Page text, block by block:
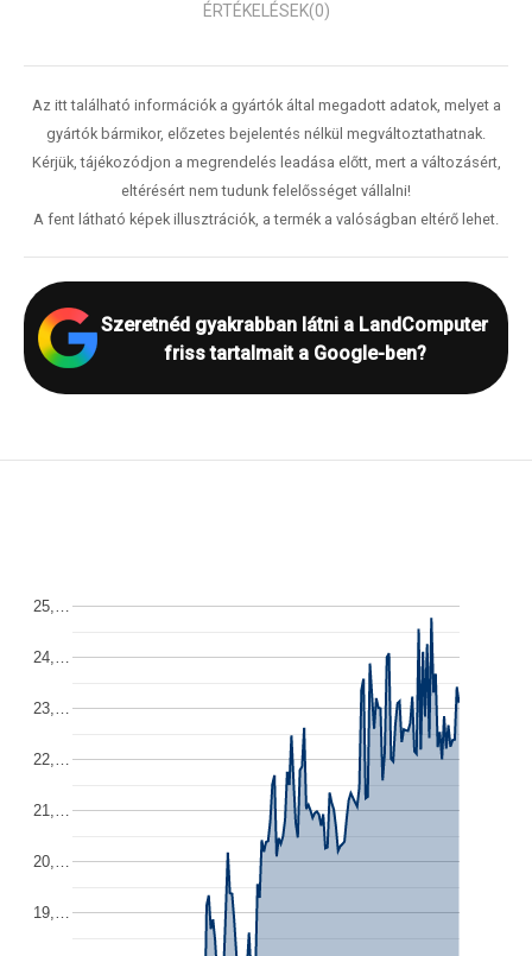
ÉRTÉKELÉSEK(0)
Az itt található információk a gyártók által megadott adatok, melyet a
gyártók bármikor, előzetes bejelentés nélkül megváltoztathatnak.
Kérjük, tájékozódjon a megrendelés leadása előtt, mert a változásért,
eltérésért nem tudunk felelősséget vállalni!
A fent látható képek illusztrációk, a termék a valóságban eltérő lehet.
Szeretnéd gyakrabban látni a LandComputer
friss tartalmait a Google-ben?
19,…
20,…
21,…
22,…
23,…
24,…
25,…